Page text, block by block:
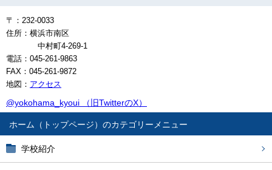
ホーム（トップページ）
学校紹介
〒：232-0033
住所： 横浜市南区
中村町4-269-1
電話：045-261-9863
FAX：045-261-9872
地図： アクセス
@yokohama_kyoui （旧TwitterのX）